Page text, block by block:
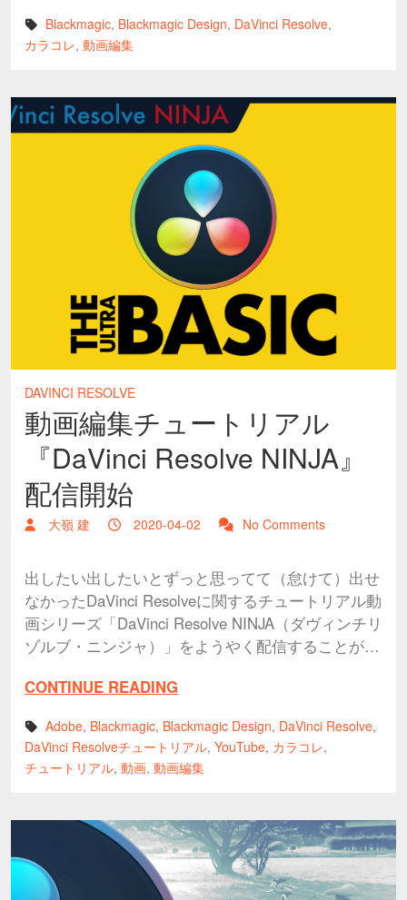
Blackmagic, Blackmagic Design, DaVinci Resolve,
カラコレ, 動画編集
DAVINCI RESOLVE
動画編集チュートリアル
『DaVinci Resolve NINJA』
配信開始
大嶺 建 2020-04-02 No Comments
出したい出したいとずっと思ってて（怠けて）出せ
なかったDaVinci Resolveに関するチュートリアル動
画シリーズ「DaVinci Resolve NINJA（ダヴィンチリ
ゾルブ・ニンジャ）」をようやく配信することが…
CONTINUE READING
Adobe, Blackmagic, Blackmagic Design, DaVinci Resolve,
DaVinci Resolveチュートリアル, YouTube, カラコレ,
チュートリアル, 動画, 動画編集